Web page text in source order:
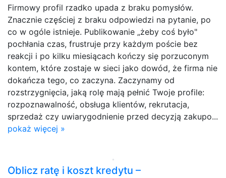
Firmowy profil rzadko upada z braku pomysłów.
Znacznie częściej z braku odpowiedzi na pytanie, po
co w ogóle istnieje. Publikowanie „żeby coś było"
pochłania czas, frustruje przy każdym poście bez
reakcji i po kilku miesiącach kończy się porzuconym
kontem, które zostaje w sieci jako dowód, że firma nie
dokańcza tego, co zaczyna. Zaczynamy od
rozstrzygnięcia, jaką rolę mają pełnić Twoje profile:
rozpoznawalność, obsługa klientów, rekrutacja,
sprzedaż czy uwiarygodnienie przed decyzją zakupo...
pokaż więcej »
Oblicz ratę i koszt kredytu –